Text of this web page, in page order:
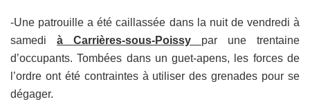
-Une patrouille a été caillassée dans la nuit de vendredi à
samedi à Carrières-sous-Poissy par une trentaine
d’occupants. Tombées dans un guet-apens, les forces de
l’ordre ont été contraintes à utiliser des grenades pour se
dégager.